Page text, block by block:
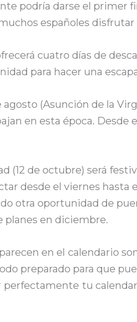
podría darse el primer
españoles
cuatro días de
para hacer una
(Asunción de la
en esta época.
(12 de octubre) será
desde el viernes hasta
otra oportunidad de
planes en diciembre.
en el calendario
preparado para que
tu